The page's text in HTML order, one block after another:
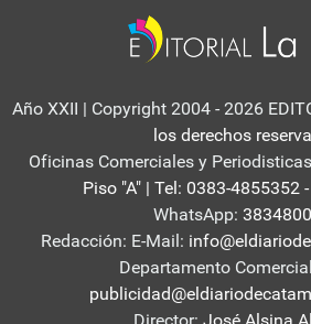
Año XXII | Copyright 2004 - 2026
los derechos
Oficinas Comerciales y
Piso "A" | Tel: 0383-4855352
WhatsApp:
Redacción: E-Mail:
Departamento